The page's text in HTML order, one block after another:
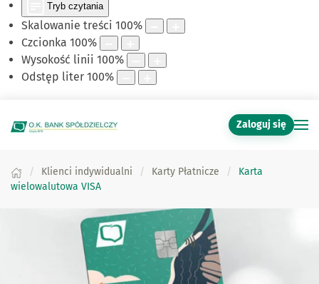
Tryb czytania
Skalowanie treści 100%
Czcionka 100%
Wysokość linii 100%
Odstęp liter 100%
Zaloguj się
Klienci indywidualni Karty Płatnicze
Karta
wielowalutowa VISA